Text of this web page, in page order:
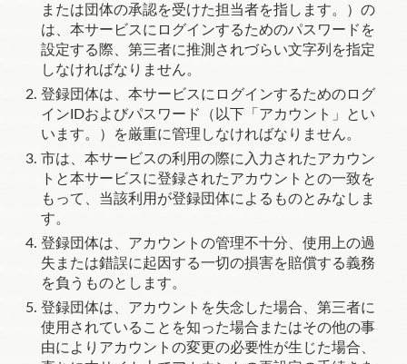
または団体の承認を受けた担当者を指します。）の
は、本サービスにログインするためのパスワードを
設定する際、第三者に推測されづらい文字列を指定
しなければなりません。
登録団体は、本サービスにログインするためのログ
イン IDおよびパスワード（以下「アカウント」とい
います。）を厳重に管理しなければなりません。
市は、本サービスの利用の際に入力されたアカウン
トと本サービスに登録されたアカウントとの一致を
もって、当該利用が登録団体によるものとみなしま
す。
登録団体は、アカウントの管理不十分、使用上の過
失または錯誤に起因する一切の損害を賠償する義務
を負うものとします。
登録団体は、アカウントを失念した場合、第三者に
使用されていることを知った場合またはその他の事
由によりアカウントの変更の必要性が生じた場合、